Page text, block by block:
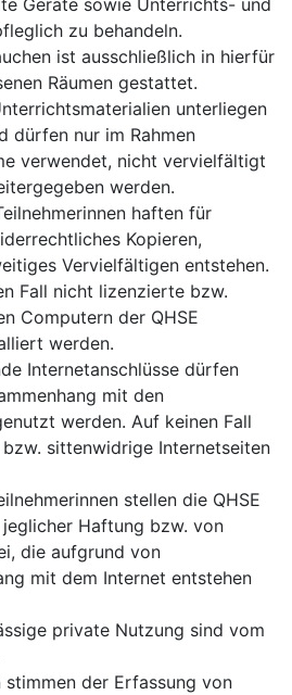
Geräte sowie Unterrichts- und
zu behandeln.
ist ausschließlich in hierfür
Räumen gestattet.
unterliegen
dürfen nur im Rahmen
verwendet, nicht vervielfältigt
werden.
haften für
Kopieren,
Vervielfältigen entstehen.
Fall nicht lizenzierte bzw.
Computern der QHSE
werden.
Internetanschlüsse dürfen
mit den
werden. Auf keinen Fall
sittenwidrige Internetseiten
stellen die QHSE
Haftung bzw. von
die aufgrund von
mit dem Internet entstehen
private Nutzung sind vom
stimmen der Erfassung von